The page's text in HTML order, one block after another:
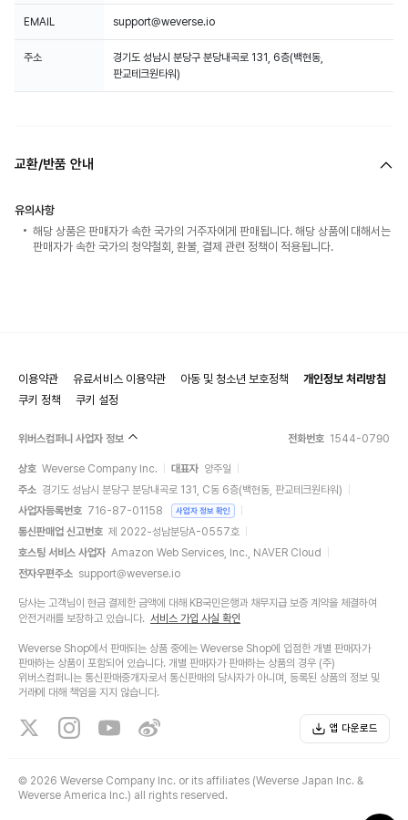
EMAIL support@weverse.io
주소
경기도 성남시 분당구 분당내곡로 131, 6층(백현동,
판교테크원타워)
교환/반품 안내
유의사항
해당 상품은 판매자가 속한 국가의 거주자에게 판매됩니다. 해당 상품에 대해서는
판매자가 속한 국가의 청약철회, 환불, 결제 관련 정책이 적용됩니다.
이용약관 유료서비스 이용약관 아동 및 청소년 보호정책
개인정보 처리방침
쿠키 정책
쿠키 설정
위버스컴퍼니 사업자 정보 전화번호 1544-0790
상호 Weverse Company Inc. 대표자 양주일
주소 경기도 성남시 분당구 분당내곡로 131, C동 6층(백현동, 판교테크원타워)
사업자등록번호 716-87-01158 사업자 정보 확인
통신판매업 신고번호 제 2022-성남분당A-0557호
호스팅 서비스 사업자 Amazon Web Services, Inc., NAVER Cloud
전자우편주소 support@weverse.io
당사는 고객님이 현금 결제한 금액에 대해 KB국민은행과 채무지급 보증 계약을 체결하여
안전거래를 보장하고 있습니다. 서비스 가입 사실 확인
Weverse Shop에서 판매되는 상품 중에는 Weverse Shop에 입점한 개별 판매자가
판매하는 상품이 포함되어 있습니다. 개별 판매자가 판매하는 상품의 경우 (주)
위버스컴퍼니는 통신판매중개자로서 통신판매의 당사자가 아니며, 등록된 상품의 정보 및
거래에 대해 책임을 지지 않습니다.
앱 다운로드
© 2026 Weverse Company Inc. or its affiliates (Weverse Japan Inc. &
Weverse America Inc.) all rights reserved.